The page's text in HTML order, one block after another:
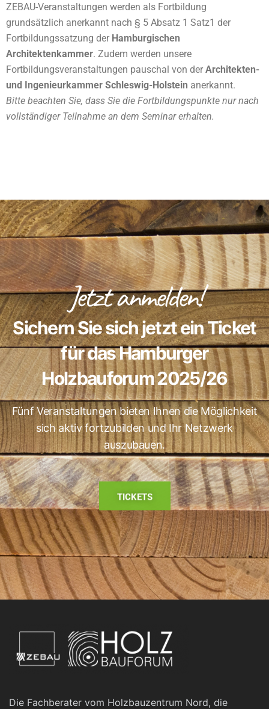
ZEBAU-Veranstaltungen werden als Fortbildung
grundsätzlich anerkannt nach § 5 Absatz 1 Satz1 der
Fortbildungssatzung der Hamburgischen
Architektenkammer. Zudem werden unsere
Fortbildungsveranstaltungen pauschal von der Architekten-
und Ingenieurkammer Schleswig-Holstein anerkannt.
Bitte beachten Sie, dass Sie die Fortbildungspunkte nur nach
vollständiger Teilnahme an dem Seminar erhalten.
Jetzt anmelden!
Sichern Sie sich jetzt ein Ticket
für das Hamburger
Holzbauforum 2025/26
Fünf Veranstaltungen bieten Ihnen die Möglichkeit
sich aktiv fortzubilden und Ihr Netzwerk
auszubauen.
TICKETS
Die Fachberater vom Holzbauzentrum Nord, die